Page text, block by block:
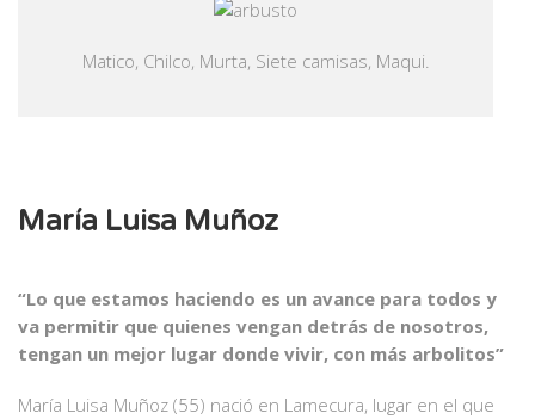
Matico, Chilco, Murta, Siete camisas, Maqui.
María Luisa Muñoz
“Lo que estamos haciendo es un avance para todos y
va permitir que quienes vengan detrás de nosotros,
tengan un mejor lugar donde vivir, con más arbolitos”
María Luisa Muñoz (55) nació en Lamecura, lugar en el que